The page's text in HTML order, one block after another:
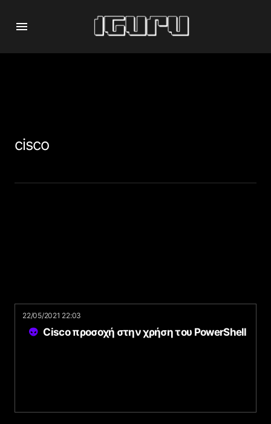
cisco
22/05/2021 22:03
Cisco προσοχή στην χρήση του PowerShell